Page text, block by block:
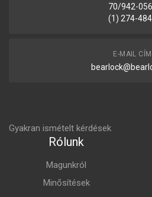
70/942-
(1) 274-
E-MAIL CÍM
Gyakran ismételt kérdések
Rólunk
Magunkról
Minősítések